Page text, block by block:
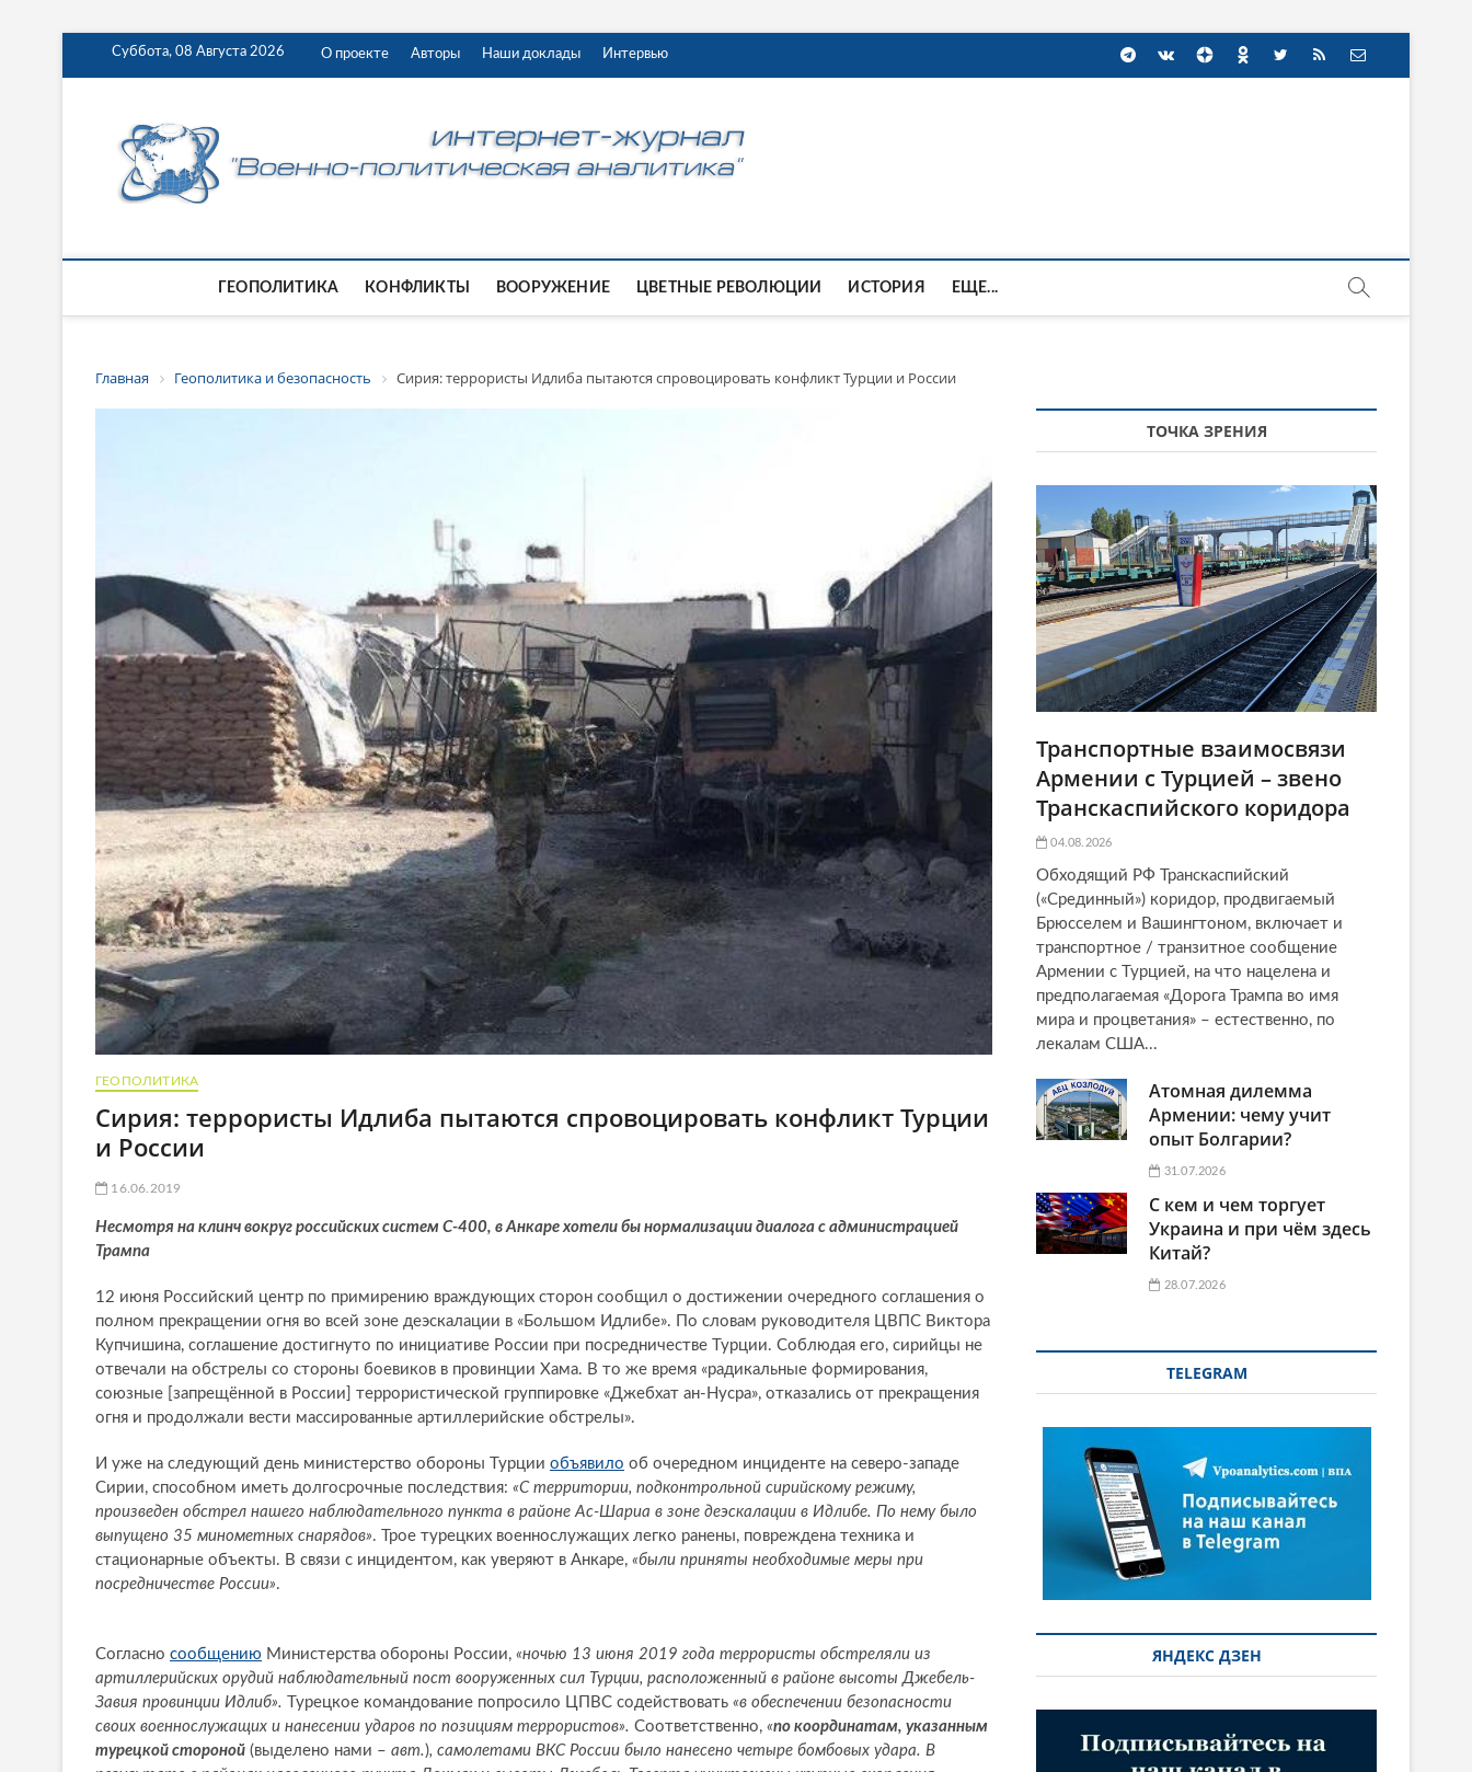
Суббота, 08 Августа 2026 О проекте Авторы Наши доклады Интервью
ГЕОПОЛИТИКА КОНФЛИКТЫ ВООРУЖЕНИЕ ЦВЕТНЫЕ РЕВОЛЮЦИИ ИСТОРИЯ ЕЩЕ...
Главная Геополитика и безопасность Сирия: террористы Идлиба пытаются спровоцировать конфликт Турции и России
ГЕОПОЛИТИКА
Сирия: террористы Идлиба пытаются спровоцировать конфликт Турции
и России
16.06.2019
Несмотря на клинч вокруг российских систем С-400, в Анкаре хотели бы нормализации диалога с администрацией
Трампа
12 июня Российский центр по примирению враждующих сторон сообщил о достижении очередного соглашения о
полном прекращении огня во всей зоне деэскалации в «Большом Идлибе». По словам руководителя ЦВПС Виктора
Купчишина, соглашение достигнуто по инициативе России при посредничестве Турции. Соблюдая его, сирийцы не
отвечали на обстрелы со стороны боевиков в провинции Хама. В то же время «радикальные формирования,
союзные [запрещённой в России] террористической группировке «Джебхат ан-Нусра», отказались от прекращения
огня и продолжали вести массированные артиллерийские обстрелы».
И уже на следующий день министерство обороны Турции объявило об очередном инциденте на северо-западе
Сирии, способном иметь долгосрочные последствия: «С территории, подконтрольной сирийскому режиму,
произведен обстрел нашего наблюдательного пункта в районе Ас-Шариа в зоне деэскалации в Идлибе. По нему было
выпущено 35 минометных снарядов». Трое турецких военнослужащих легко ранены, повреждена техника и
стационарные объекты. В связи с инцидентом, как уверяют в Анкаре, «были приняты необходимые меры при
посредничестве России».
Согласно сообщению Министерства обороны России, «ночью 13 июня 2019 года террористы обстреляли из
артиллерийских орудий наблюдательный пост вооруженных сил Турции, расположенный в районе высоты Джебель-
Завия провинции Идлиб».
Турецкое командование попросило ЦПВС содействовать «в обеспечении безопасности
своих военнослужащих и нанесении ударов по позициям террористов». Соответственно, «по координатам, указанным
турецкой стороной (выделено нами – авт. ), самолетами ВКС России было нанесено четыре бомбовых удара. В
ТОЧКА ЗРЕНИЯ
Транспортные взаимосвязи
Армении с Турцией – звено
Транскаспийского коридора
04.08.2026
Обходящий РФ Транскаспийский
(«Срединный») коридор, продвигаемый
Брюсселем и Вашингтоном, включает и
транспортное / транзитное сообщение
Армении с Турцией, на что нацелена и
предполагаемая «Дорога Трампа во имя
мира и процветания» – естественно, по
лекалам США...
Атомная дилемма
Армении: чему учит
опыт Болгарии?
31.07.2026
С кем и чем торгует
Украина и при чём здесь
Китай?
28.07.2026
TELEGRAM
ЯНДЕКС ДЗЕН